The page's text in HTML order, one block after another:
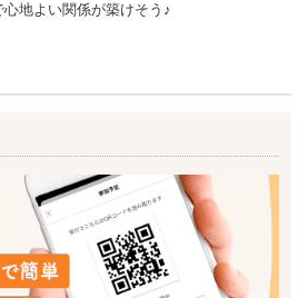
心地よい関係が築けそう♪